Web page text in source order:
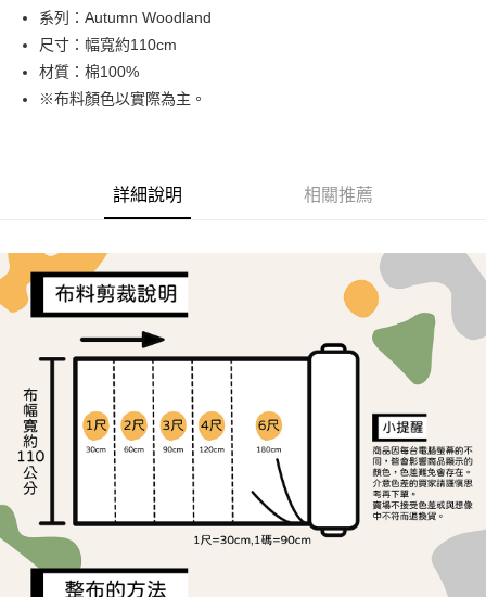
街口支付
Google Pay
AFTEE先享後付
１．簡單：不需註冊會員、不需綁卡、不需儲值。
３．安心：先確認商品／服務後，再付款。
【「AFTEE先享後付」結帳流程】
１．於結帳方式選擇「AFTEE先享後付」後，將跳轉至「AFTEE先享後付」
結帳頁面，進行簡訊認證並確認金額後，即可完成結帳。
２．訂單成立數日內，您將收到繳費通知簡訊。
３．收到繳費通知簡訊後14天內，點擊此簡訊中的連結，可透過四大超商／
ATM／網路銀行／等多元方式進行付款，方視為交易完成。
※ 請注意：結帳手續完成當下不需立刻繳費，但若您需要取消訂單，請聯絡
購買商品的店家。未經商家同意取消之訂單仍視為有效，需透過AFTEE先享
後付繳納相關費用。
※ 交易是否成功請以「AFTEE先享後付 」之結帳頁面顯示為準，若有關於
是否繳費成功／繳費後需取消欲退款等相關疑問，請聯繫「AFTEE先享後付
客戶支援中心」 https://netprotections.freshdesk.com/support/home
【注意事項】
１．透過由恩沛科技股份有限公司提供之「AFTEE先享後付」服務完成之交
易，需依本服務之必要範圍內提供個人資料，並將交易相關給付款項請求債
全家取貨付款
每筆NT$65，滿NT$1,500(含以上)免運費
每筆NT$65，滿NT$1,500(含以上)免運費
宅配
每筆NT$150，滿NT$1,500(含以上)免運費
離島宅配
每筆NT$240
系列：Autumn Woodland
尺寸：幅寬約110cm
材質：棉100%
※布料顏色以實際為主。
詳細說明 相關推薦